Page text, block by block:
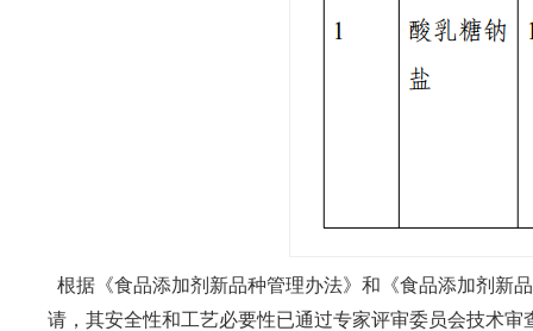
根据《食品添加剂新品种管理办法》和《食品添加剂新
请，其安全性和工艺必要性已通过专家评审委员会技术